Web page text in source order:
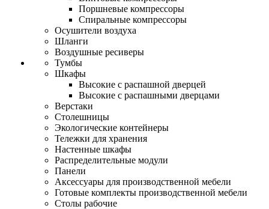
Поршневые компрессоры
Спиральные компрессоры
Осушители воздуха
Шланги
Воздушные ресиверы
Тумбы
Шкафы
Высокие с распашной дверцей
Высокие с распашными дверцами
Верстаки
Столешницы
Экологические контейнеры
Тележки для хранения
Настенные шкафы
Распределительные модули
Панели
Аксессуары для производственной мебели
Готовые комплекты производственной мебели
Столы рабочие